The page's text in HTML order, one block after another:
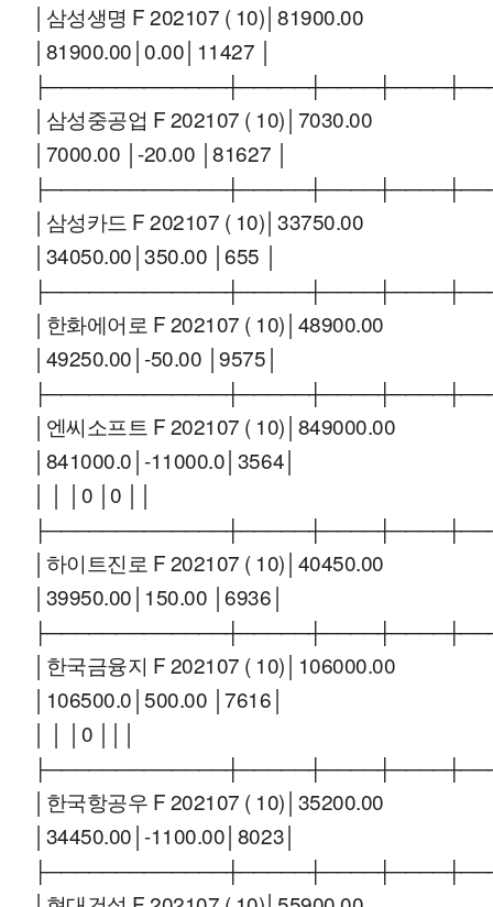
│삼성생명 F 202107 ( 10)│81900.00
│81900.00│0.00│11427 │
│삼성중공업 F 202107 ( 10)│7030.00
│7000.00 │-20.00 │81627 │
│삼성카드 F 202107 ( 10)│33750.00
│34050.00│350.00 │655 │
│한화에어로 F 202107 ( 10)│48900.00
│49250.00│-50.00 │9575│
│엔씨소프트 F 202107 ( 10)│849000.00
│841000.0│-11000.0│3564│
│ │ │0 │0 ││
│하이트진로 F 202107 ( 10)│40450.00
│39950.00│150.00 │6936│
│한국금융지 F 202107 ( 10)│106000.00
│106500.0│500.00 │7616│
│ │ │0 │││
│한국항공우 F 202107 ( 10)│35200.00
│34450.00│-1100.00│8023│